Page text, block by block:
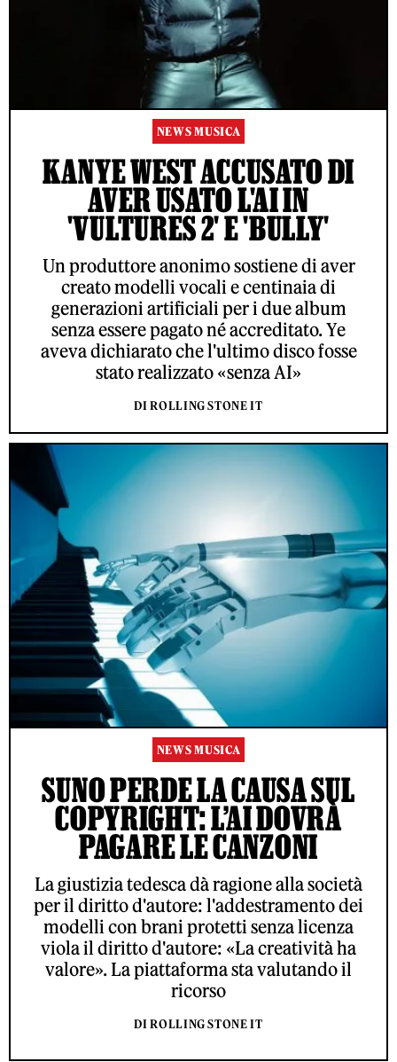
NEWS MUSICA
KANYE WEST ACCUSATO DI
AVER USATO L'AI IN
'VULTURES 2' E 'BULLY'
Un produttore anonimo sostiene di aver
creato modelli vocali e centinaia di
generazioni artificiali per i due album
senza essere pagato né accreditato. Ye
aveva dichiarato che l'ultimo disco fosse
stato realizzato «senza AI»
DI ROLLING STONE IT
NEWS MUSICA
SUNO PERDE LA CAUSA SUL
COPYRIGHT: L’AI DOVRÀ
PAGARE LE CANZONI
La giustizia tedesca dà ragione alla società
per il diritto d'autore: l'addestramento dei
modelli con brani protetti senza licenza
viola il diritto d'autore: «La creatività ha
valore». La piattaforma sta valutando il
ricorso
DI ROLLING STONE IT